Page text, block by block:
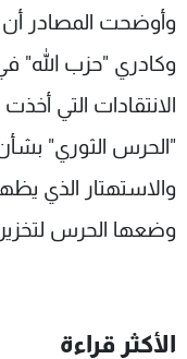
وأوضحت المصادر
وكادري "حزب الله"
الانتقادات التي
"الحرس الثوري" بشأن
والاستهتار الذي
وضعها الحرس
الأكثر قراءة